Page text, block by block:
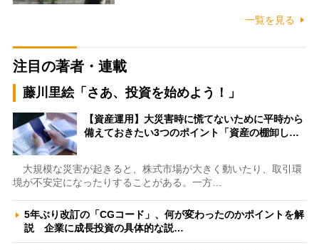
一覧を見る
注目の著者・連載
藤川里絵「さあ、投資を始めよう！」
【資産運用】大災害時に慌てないために平時から
備えておきたい3つのポイント「資産の棚卸し…
大規模な災害が起きると、株式市場が大きく動いたり、取引環
境が不安定になったりすることがある。一方…
5年ぶり改訂の「CGコード」、何が変わったのかポイントを解
説 企業に成長投資の具体的な説…